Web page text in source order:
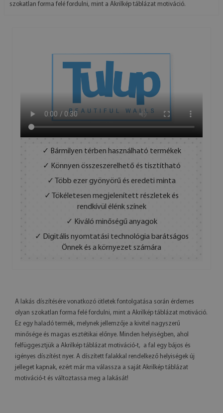
szokatlan forma felé fordulni, mint a Akrilkép táblázat motiváció.
✓ Bármilyen térben használható termékek
✓ Könnyen összeszerelhető és tisztítható
✓ Több ezer gyönyörű és eredeti minta
✓ Tökéletesen megjelenített részletek és
rendkívül élénk színek
✓ Kiváló minőségű anyagok
✓ Digitális nyomtatási technológia barátságos
Önnek és a környezet számára
A lakás díszítésére vonatkozó ötletek fontolgatása során érdemes
olyan szokatlan forma felé fordulni, mint a Akrilkép táblázat motiváció.
Ez egy haladó termék, melynek jellemzője a kivitel nagyszerű
minősége és magas esztétikai előnye. Minden helyiségben, ahol
felfüggesztjük a Akrilkép táblázat motiváció-t, a fal egy bájos és
igényes díszítést nyer. A díszített falakkal rendelkező helyiségek új
jelleget kapnak, ezért már ma válassza a saját Akrilkép táblázat
motiváció-t és változtassa meg a lakását!